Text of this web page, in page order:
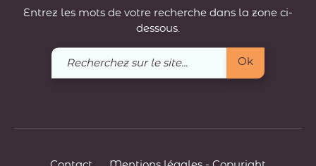
Entrez les mots de votre recherche dans la zone ci-
dessous.
Recherchez
sur
Ok